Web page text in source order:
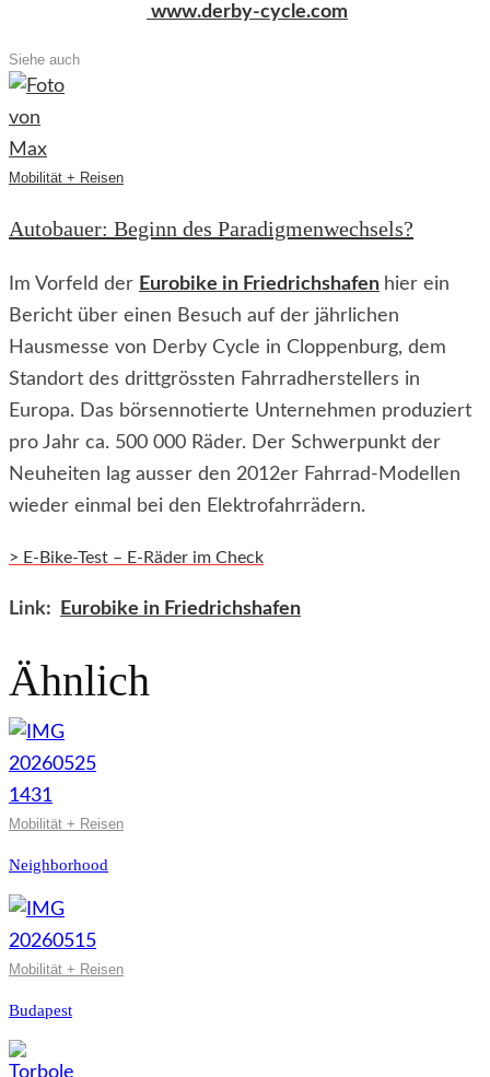
www.derby-cycle.com
Siehe auch
Mobilität + Reisen
Autobauer: Beginn des Paradigmenwechsels?
Im Vorfeld der Eurobike in Friedrichshafen hier ein
Bericht über einen Besuch auf der jährlichen
Hausmesse von Derby Cycle in Cloppenburg, dem
Standort des drittgrössten Fahrradherstellers in
Europa. Das börsennotierte Unternehmen produziert
pro Jahr ca. 500 000 Räder. Der Schwerpunkt der
Neuheiten lag ausser den 2012er Fahrrad-Modellen
wieder einmal bei den Elektrofahrrädern.
> E-Bike-Test – E-Räder im Check
Link: Eurobike in Friedrichshafen
Ähnlich
Mobilität + Reisen
Neighborhood
Mobilität + Reisen
Budapest